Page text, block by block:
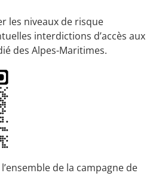
les niveaux de risque
interdictions d’accès aux
des Alpes-Maritimes.
de la campagne de